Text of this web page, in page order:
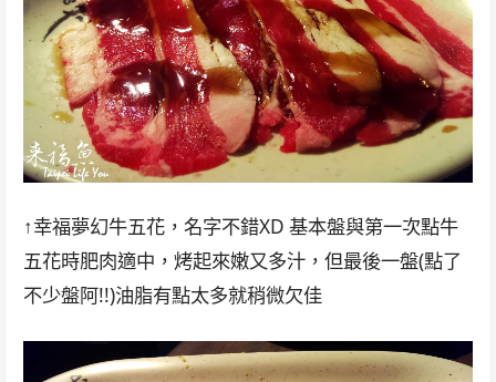
↑幸福夢幻牛五花，名字不錯XD 基本盤與第一次點牛
五花時肥肉適中，烤起來嫩又多汁，但最後一盤(點了
不少盤阿!!)油脂有點太多就稍微欠佳